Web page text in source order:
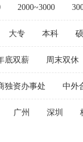
2000~3000
大专 本科
底双薪 周末双休
独资办事处 中外
广州 深圳